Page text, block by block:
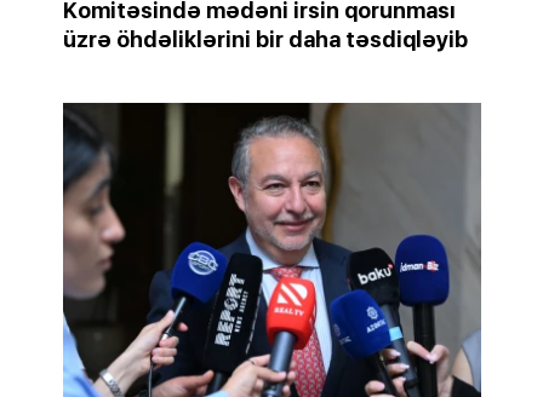
Komitəsində mədəni irsin qorunması
üzrə öhdəliklərini bir daha təsdiqləyib